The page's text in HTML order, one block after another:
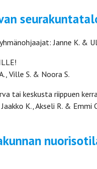
Janne K. &
Ville S. & Noora S.
tai keskusta riippuen
K., Akseli R. & Emmi